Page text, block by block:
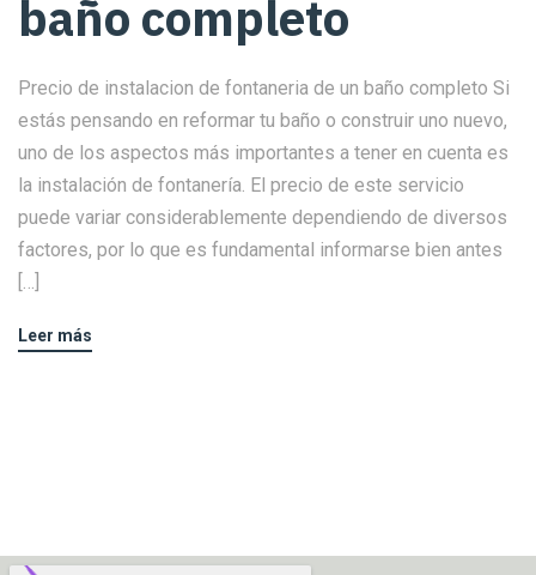
baño completo
Precio de instalacion de fontaneria de un baño completo Si
estás pensando en reformar tu baño o construir uno nuevo,
uno de los aspectos más importantes a tener en cuenta es
la instalación de fontanería. El precio de este servicio
puede variar considerablemente dependiendo de diversos
factores, por lo que es fundamental informarse bien antes
[…]
Leer más